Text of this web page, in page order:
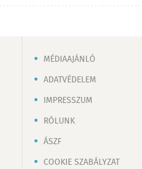
MÉDIAAJÁNLÓ
ADATVÉDELEM
IMPRESSZUM
RÓLUNK
ÁSZF
COOKIE SZABÁLYZAT